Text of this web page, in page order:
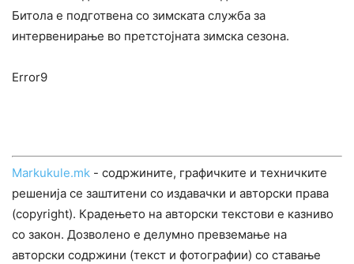
Битола e подготвена со зимската служба за
интервенирање во претстојната зимска сезона.
Error9
Markukule.mk - содржините, графичките и техничките
решенија се заштитени со издавачки и авторски права
(copyright). Крадењето на авторски текстови е казниво
со закон. Дозволено е делумно превземање на
авторски содржини (текст и фотографии) со ставање